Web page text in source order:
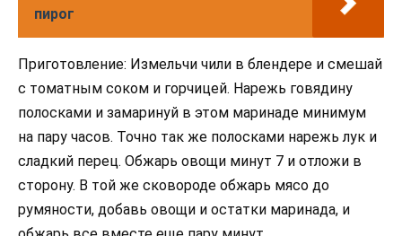
пирог
Приготовление: Измельчи чили в блендере и смешай
с томатным соком и горчицей. Нарежь говядину
полосками и замаринуй в этом маринаде минимум
на пару часов. Точно так же полосками нарежь лук и
сладкий перец. Обжарь овощи минут 7 и отложи в
сторону. В той же сковороде обжарь мясо до
румяности, добавь овощи и остатки маринада, и